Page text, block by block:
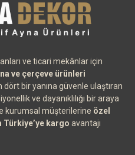
ve ticari mekânlar için
ve çerçeve ürünleri
bir yanına güvenle ulaştıran
ve dayanıklılığı bir araya
kurumsal müşterilerine özel
Türkiye’ye kargo avantajı